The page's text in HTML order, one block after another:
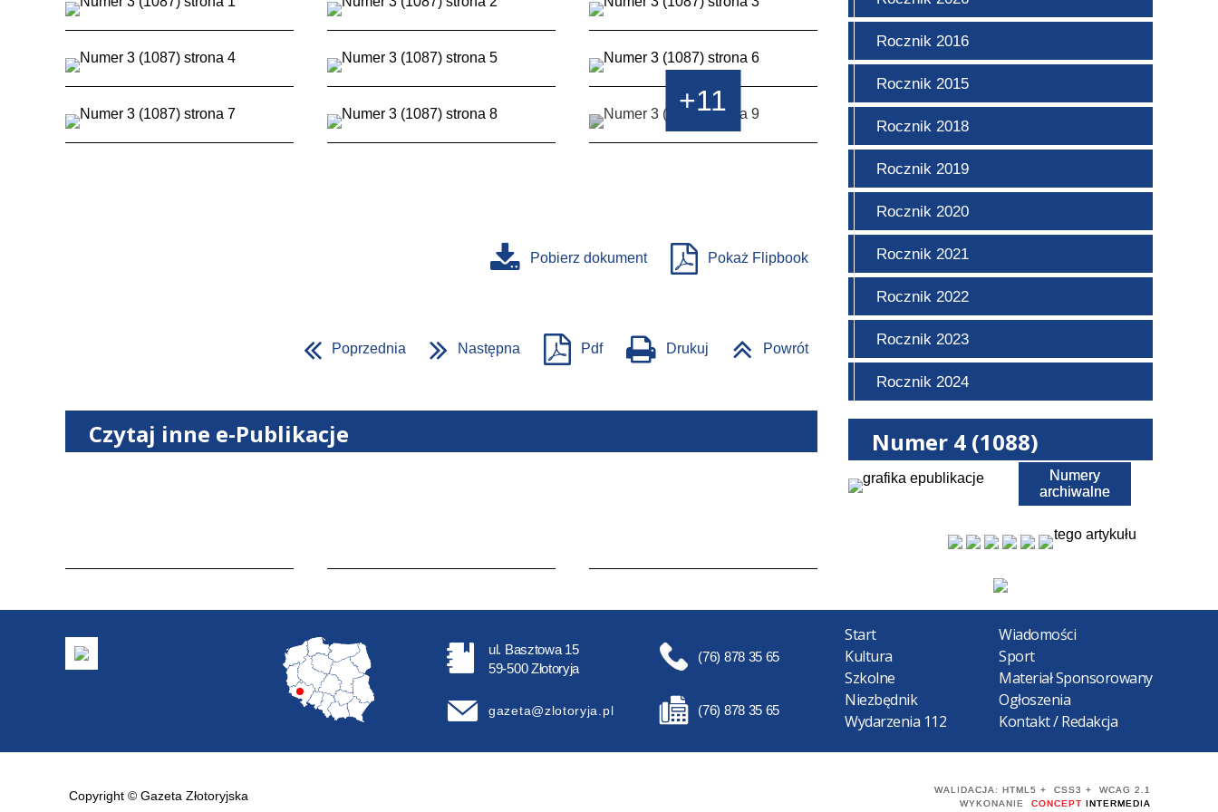
+11
Pobierz dokument Pokaż Flipbook
Poprzednia Następna Pdf Drukuj Powrót
Czytaj inne e-Publikacje
Rocznik 2016
Rocznik 2015
Rocznik 2018
Rocznik 2019
Rocznik 2020
Rocznik 2021
Rocznik 2022
Rocznik 2023
Rocznik 2024
Numer 4 (1088)
Pobierz PDF
tego artykułu
Numery
archiwalne
ul. Basztowa 15
59-500 Złotoryja
gazeta@zlotoryja.pl
(76) 878 35 65
(76) 878 35 65
Start
Wiadomości
Kultura
Sport
Szkolne
Materiał Sponsorowany
Niezbędnik
Ogłoszenia
Wydarzenia 112
Kontakt / Redakcja
Copyright © Gazeta Złotoryjska WALIDACJA: HTML5 + CSS3 + WCAG 2.1
WYKONANIE CONCEPT INTERMEDIA